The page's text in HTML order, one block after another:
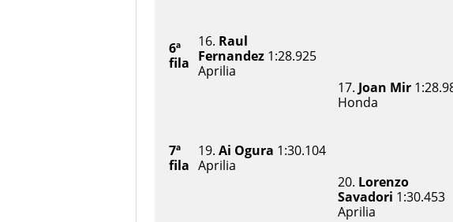
6ª
fila
16. Raul
Fernandez 1:28.925
Aprilia
17. Joan Mir
Honda
7ª
fila
19. Ai Ogura 1:30.104
Aprilia
20. Lorenzo
Savadori 1:30.453
Aprilia